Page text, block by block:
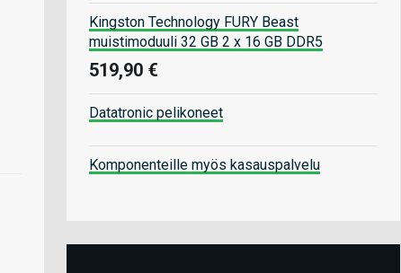
Kingston Technology FURY Beast
muistimoduuli 32 GB 2 x 16 GB DDR5
519,90 €
Datatronic pelikoneet
Komponenteille myös kasauspalvelu